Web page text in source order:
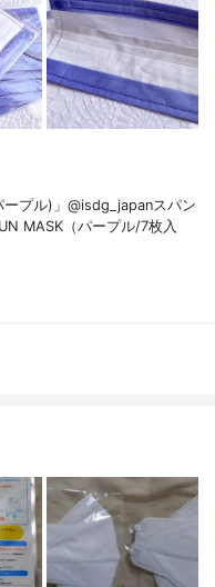
ープル)」@isdg_japanスパン
MASK（パープル/7枚入